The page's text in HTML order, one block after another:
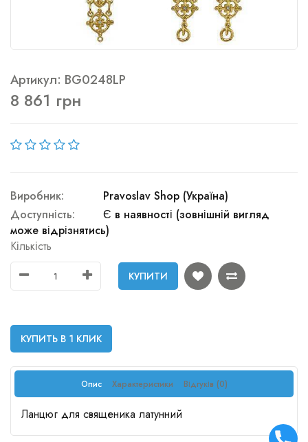
Артикул: BG0248LP
8 861 грн
Виробник:
Pravoslav Shop (Україна)
Доступність:
Є в наявності (зовнішній вигляд
може відрізнятись)
Кількість
КУПИТИ
КУПИТЬ В 1 КЛИК
Опис Характеристики Відгуків (0)
Ланцюг для священика латунний